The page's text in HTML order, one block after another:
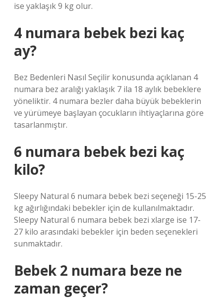
ise yaklaşık 9 kg olur.
4 numara bebek bezi kaç
ay?
Bez Bedenleri Nasıl Seçilir konusunda açıklanan 4
numara bez aralığı yaklaşık 7 ila 18 aylık bebeklere
yöneliktir. 4 numara bezler daha büyük bebeklerin
ve yürümeye başlayan çocukların ihtiyaçlarına göre
tasarlanmıştır.
6 numara bebek bezi kaç
kilo?
Sleepy Natural 6 numara bebek bezi seçeneği 15-25
kg ağırlığındaki bebekler için de kullanılmaktadır.
Sleepy Natural 6 numara bebek bezi xlarge ise 17-
27 kilo arasındaki bebekler için beden seçenekleri
sunmaktadır.
Bebek 2 numara beze ne
zaman geçer?